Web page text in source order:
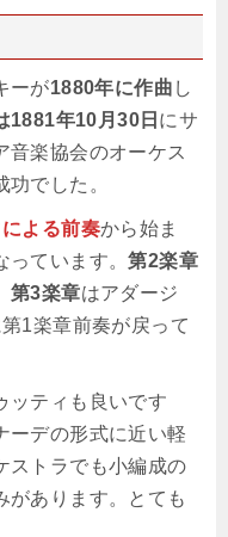
ーが1880年に作曲 し
1881年10月30日 にサ
音楽協会のオーケス
でした。
よる前奏から始ま
っています。第2楽章
第3楽章はアダージ
1楽章前奏が戻って
ッティも良いです
ーデの形式に近い軽
ストラでも小編成の
があります。とても